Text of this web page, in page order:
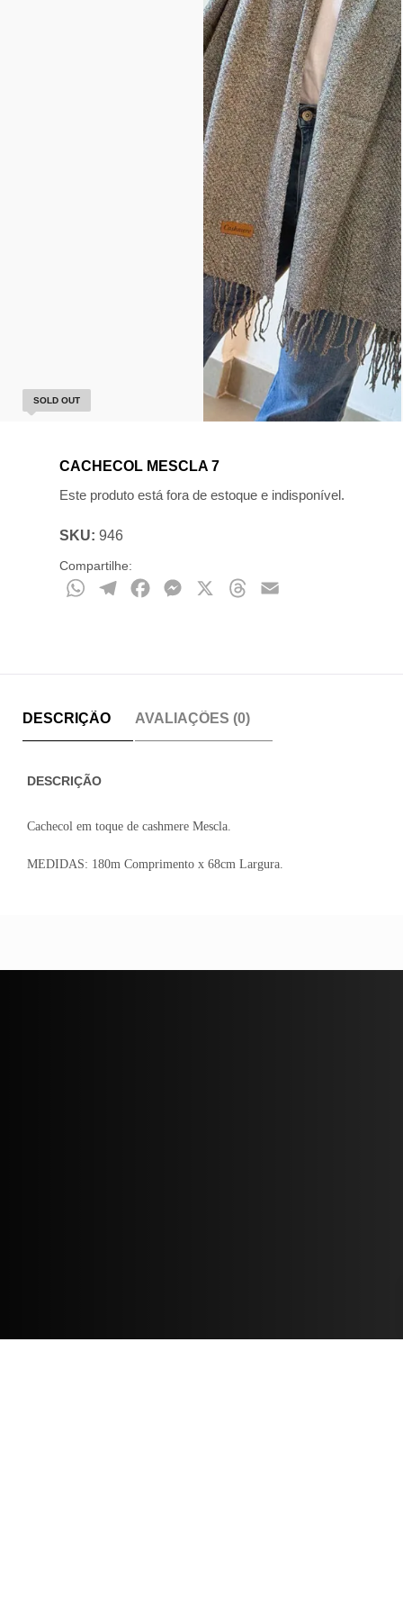
SOLD OUT
CACHECOL MESCLA 7
Este produto está fora de estoque e indisponível.
SKU: 946
Compartilhe:
WhatsAppTelegramFacebookMessenger Threads
DESCRIÇÃO AVALIAÇÕES (0)
DESCRIÇÃO
Cachecol em toque de cashmere Mescla.
MEDIDAS: 180m Comprimento x 68cm Largura.